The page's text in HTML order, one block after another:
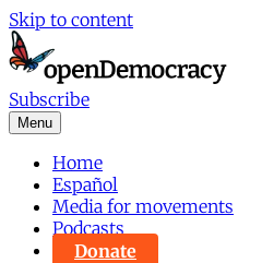
Skip to content
Subscribe
Menu
Home
Español
Media for movements
Podcasts
Donate